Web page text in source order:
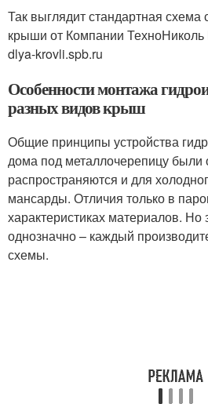
Так выглядит стандартная схема
крыши от Компании ТехноНиколь
dlya-krovli.spb.ru
Особенности монтажа
разных видов крыш
Общие принципы устройства
дома под металлочерепицу
распространяются и для
мансарды. Отличия только в
характеристиках материалов. Но
однозначно – каждый
схемы.